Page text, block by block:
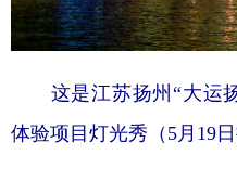
这是江苏扬州“大运扬
体验项目灯光秀（5月19